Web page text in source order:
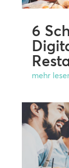
6
mehr